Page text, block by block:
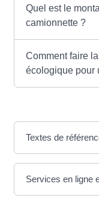
Quel est le
camionnette ?
Comment faire
écologique pour
Textes de
Services en ligne